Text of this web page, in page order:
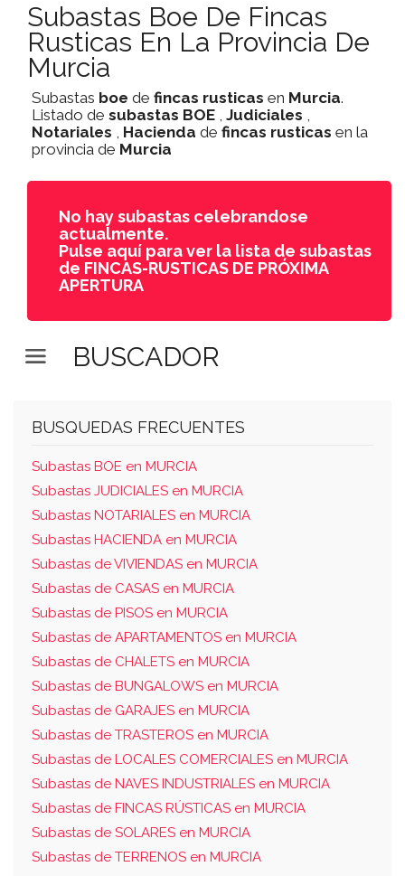
Subastas Boe De Fincas
Rusticas En La Provincia De
Murcia
Subastas boe de fincas rusticas en Murcia.
Listado de subastas BOE , Judiciales ,
Notariales , Hacienda de fincas rusticas en la
provincia de Murcia
No hay subastas celebrandose
actualmente.
Pulse aquí para ver la lista de subastas
de FINCAS-RUSTICAS DE PRÓXIMA
APERTURA
BUSCADOR
BUSQUEDAS FRECUENTES
Subastas BOE en MURCIA
Subastas JUDICIALES en MURCIA
Subastas NOTARIALES en MURCIA
Subastas HACIENDA en MURCIA
Subastas de VIVIENDAS en MURCIA
Subastas de CASAS en MURCIA
Subastas de PISOS en MURCIA
Subastas de APARTAMENTOS en MURCIA
Subastas de CHALETS en MURCIA
Subastas de BUNGALOWS en MURCIA
Subastas de GARAJES en MURCIA
Subastas de TRASTEROS en MURCIA
Subastas de LOCALES COMERCIALES en MURCIA
Subastas de NAVES INDUSTRIALES en MURCIA
Subastas de FINCAS RÚSTICAS en MURCIA
Subastas de SOLARES en MURCIA
Subastas de TERRENOS en MURCIA